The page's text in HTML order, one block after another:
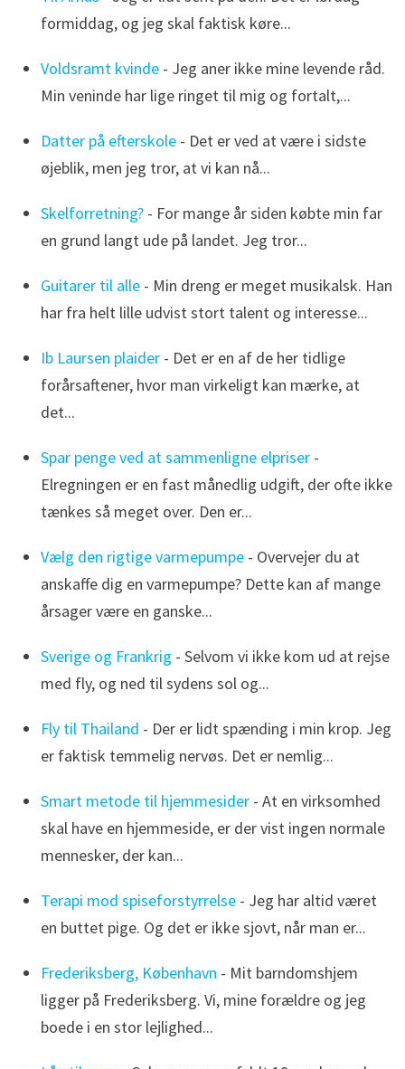
formiddag, og jeg skal faktisk køre...
Voldsramt kvinde- Jeg aner ikke mine levende råd.
Min veninde har lige ringet til mig og fortalt,...
Datter på efterskole- Det er ved at være i sidste
øjeblik, men jeg tror, at vi kan nå...
Skelforretning?- For mange år siden købte min far
en grund langt ude på landet. Jeg tror...
Guitarer til alle- Min dreng er meget musikalsk. Han
har fra helt lille udvist stort talent og interesse...
Ib Laursen plaider- Det er en af de her tidlige
forårsaftener, hvor man virkeligt kan mærke, at
det...
Spar penge ved at sammenligne elpriser-
Elregningen er en fast månedlig udgift, der ofte ikke
tænkes så meget over. Den er...
Vælg den rigtige varmepumpe- Overvejer du at
anskaffe dig en varmepumpe? Dette kan af mange
årsager være en ganske...
Sverige og Frankrig - Selvom vi ikke kom ud at rejse
med fly, og ned til sydens sol og...
Fly til Thailand - Der er lidt spænding i min krop. Jeg
er faktisk temmelig nervøs. Det er nemlig...
Smart metode til hjemmesider- At en virksomhed
skal have en hjemmeside, er der vist ingen normale
mennesker, der kan...
Terapi mod spiseforstyrrelse- Jeg har altid været
en buttet pige. Og det er ikke sjovt, når man er...
Frederiksberg, København - Mit barndomshjem
ligger på Frederiksberg. Vi, mine forældre og jeg
boede i en stor lejlighed...